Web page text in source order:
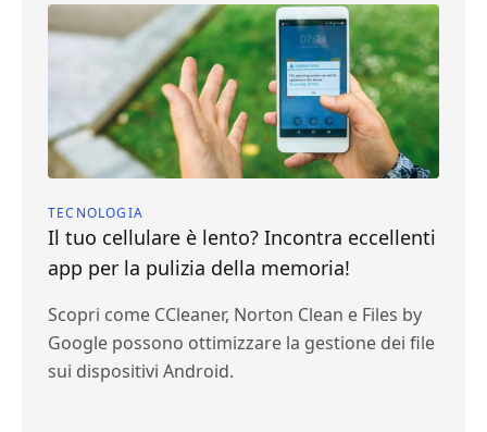
TECNOLOGIA
Il tuo cellulare è lento? Incontra eccellenti
app per la pulizia della memoria!
Scopri come CCleaner, Norton Clean e Files by
Google possono ottimizzare la gestione dei file
sui dispositivi Android.